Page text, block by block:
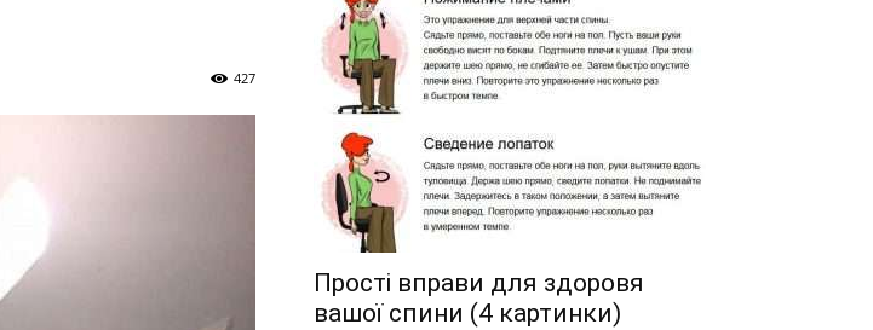
427
Прості вправи для здоровя
вашої спини (4 картинки)